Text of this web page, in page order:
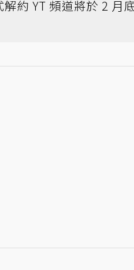
約 YT 頻道將於 2 月